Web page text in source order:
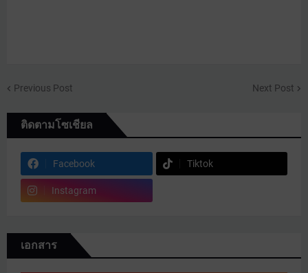
Previous Post Next Post
ติดตามโซเชียล
Facebook Tiktok
Instagram
เอกสาร